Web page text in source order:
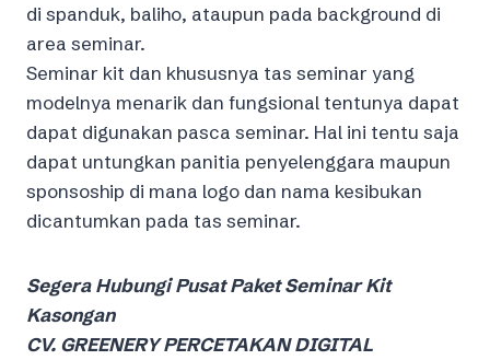
di spanduk, baliho, ataupun pada background di
area seminar.
Seminar kit dan khususnya tas seminar yang
modelnya menarik dan fungsional tentunya dapat
dapat digunakan pasca seminar. Hal ini tentu saja
dapat untungkan panitia penyelenggara maupun
sponsoship di mana logo dan nama kesibukan
dicantumkan pada tas seminar.
Segera Hubungi Pusat Paket Seminar Kit
Kasongan
CV. GREENERY PERCETAKAN DIGITAL